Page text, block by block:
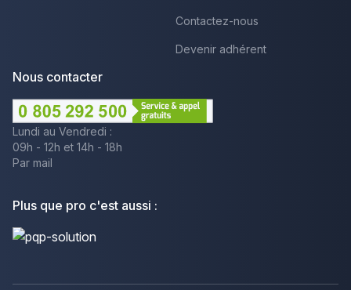
Contactez-nous
Devenir adhérent
Nous contacter
Lundi au Vendredi :
09h - 12h et 14h - 18h
Par mail
Plus que pro c'est aussi :